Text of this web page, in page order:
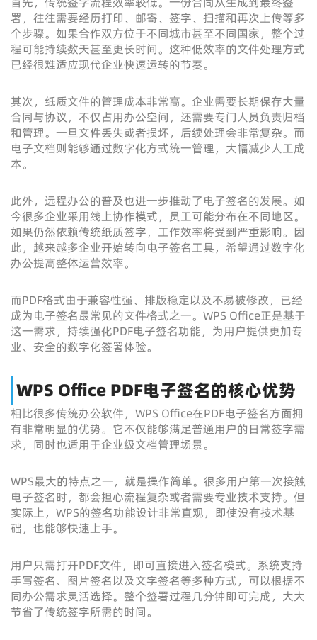
署，往往需要经历打印、邮寄、签字、扫描和再次上传等多
个步骤。如果合作双方位于不同城市甚至不同国家，整个过
程可能持续数天甚至更长时间。这种低效率的文件处理方式
已经很难适应现代企业快速运转的节奏。
其次，纸质文件的管理成本非常高。企业需要长期保存大量
合同与协议，不仅占用办公空间，还需要专门人员负责归档
和管理。一旦文件丢失或者损坏，后续处理会非常复杂。而
电子文档则能够通过数字化方式统一管理，大幅减少人工成
本。
此外，远程办公的普及也进一步推动了电子签名的发展。如
今很多企业采用线上协作模式，员工可能分布在不同地区。
如果仍然依赖传统纸质签字，工作效率将受到严重影响。因
此，越来越多企业开始转向电子签名工具，希望通过数字化
办公提高整体运营效率。
而PDF格式由于兼容性强、排版稳定以及不易被修改，已经
成为电子签名最常见的文件格式之一。WPS Office正是基于
这一需求，持续强化PDF电子签名功能，为用户提供更加专
业、安全的数字化签署体验。
WPS Office PDF电子签名的核心优势
相比很多传统办公软件，WPS Office在PDF电子签名方面拥
有非常明显的优势。它不仅能够满足普通用户的日常签字需
求，同时也适用于企业级文档管理场景。
WPS最大的特点之一，就是操作简单。很多用户第一次接触
电子签名时，都会担心流程复杂或者需要专业技术支持。但
实际上，WPS的签名功能设计非常直观，即使没有技术基
础，也能够快速上手。
用户只需打开PDF文件，即可直接进入签名模式。系统支持
手写签名、图片签名以及文字签名等多种方式，可以根据不
同办公需求灵活选择。整个签署过程几分钟即可完成，大大
节省了传统签字所需的时间。